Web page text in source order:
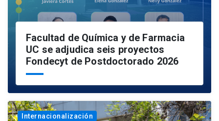
Facultad de Química y de Farmacia
UC se adjudica seis proyectos
Fondecyt de Postdoctorado 2026
Internacionalización